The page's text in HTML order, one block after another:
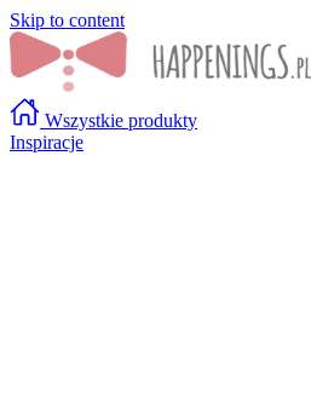
Skip to content
Wszystkie produkty
Inspiracje